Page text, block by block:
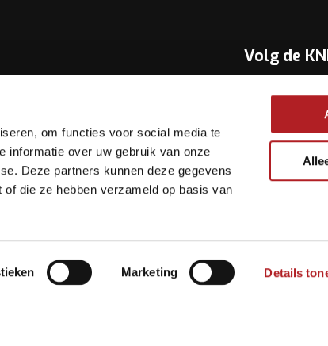
om functies voor social media te
informatie over uw gebruik van onze
Deze partners kunnen deze gegevens
die ze hebben verzameld op basis van
Marketing Details
Volg de
Facebook